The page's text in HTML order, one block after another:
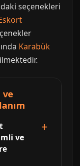
seçenekleri
Karabük
ve